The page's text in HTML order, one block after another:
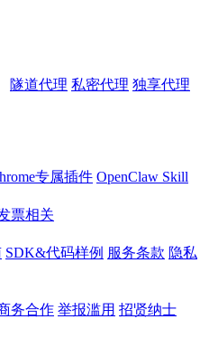
隧道代理 私密代理 独享代理
专属插件 OpenClaw Skill
票相关
SDK&代码样例 服务条款 隐私
务合作 举报滥用 招贤纳士